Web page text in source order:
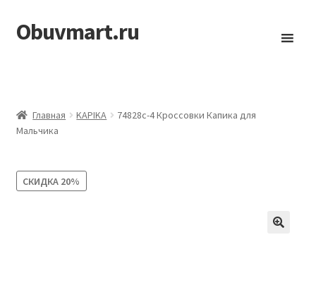
Перейти
к
Перейти
к
Obuvmart.ru
Главная KAPIKA
74828с-4 Кроссовки Капика для
Мальчика
СКИДКА 20%